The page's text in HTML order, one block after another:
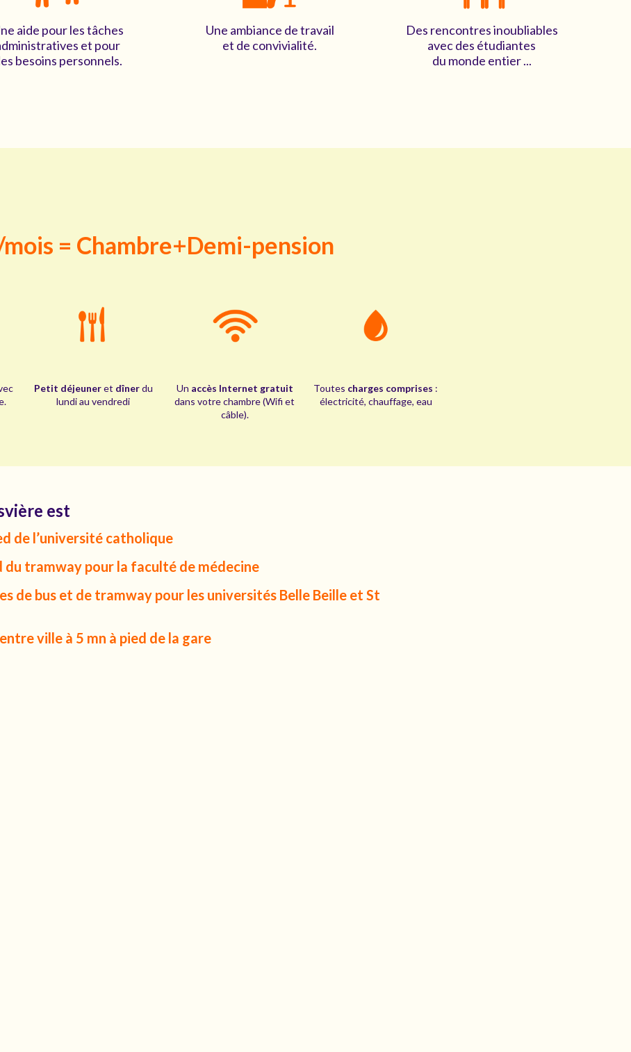
aide pour les tâches
et pour
besoins personnels.
Une ambiance de travail
et de convivialité.
Des rencontres inoubliables
avec des étudiantes
du monde entier ...
= Chambre+Demi-pension
Petit déjeuneret dînerdu
lundi au vendredi
Un accès Internet gratuit
dans votre chambre (Wifi et
câble).
Toutes charges comprises :
électricité, chauffage, eau
est
de l’université catholique
du tramway pour la faculté de médecine
de bus et de tramway pour les universités Belle Beille et St
ville à 5 mn à pied de la gare